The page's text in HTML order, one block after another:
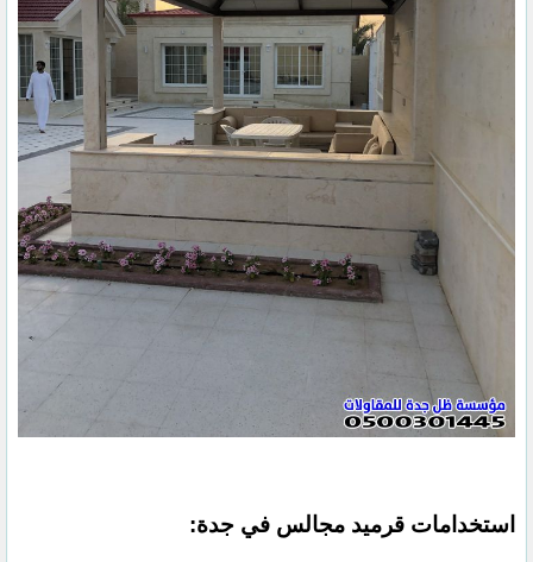
استخدامات قرميد مجالس في جدة: